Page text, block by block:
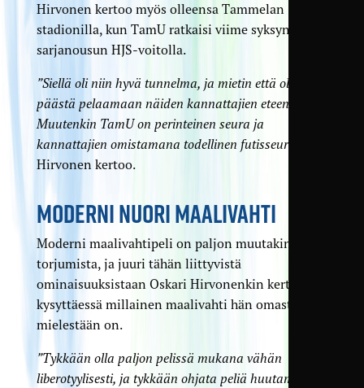
Hirvonen kertoo myös olleensa Tammelan
stadionilla, kun TamU ratkaisi viime syksynä
sarjanousun HJS-voitolla.
”Siellä oli niin hyvä tunnelma, ja mietin että olisi kiva
päästä pelaamaan näiden kannattajien eteen.
Muutenkin TamU on perinteinen seura ja
kannattajien omistamana todellinen futisseura”
Hirvonen kertoo.
MODERNI NUORI MAALIVAHTI
Moderni maalivahtipeli on paljon muutakin kuin
torjumista, ja juuri tähän liittyvistä
ominaisuuksistaan Oskari Hirvonenkin kertoo
kysyttäessä millainen maalivahti hän omasta
mielestään on.
”Tykkään olla paljon pelissä mukana vähän
liberotyylisesti, ja tykkään ohjata peliä huutamalla